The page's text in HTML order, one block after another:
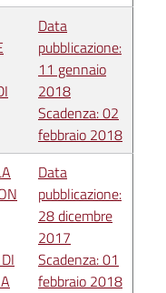
Data
pubblicazione:
11 gennaio
2018
Scadenza: 02
febbraio 2018
Data
pubblicazione:
28 dicembre
2017
Scadenza: 01
febbraio 2018